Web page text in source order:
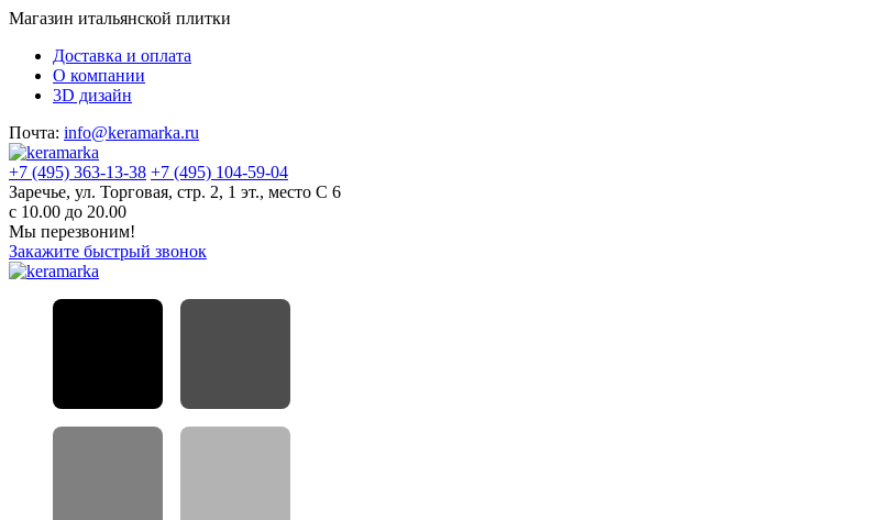
Магазин итальянской плитки
Доставка и оплата
О компании
3D дизайн
Почта: info@keramarka.ru
+7 (495) 363-13-38 +7 (495) 104-59-04
Заречье, ул. Торговая, стр. 2, 1 эт., место С 6
с 10.00 до 20.00
Мы перезвоним!
Закажите быстрый звонок